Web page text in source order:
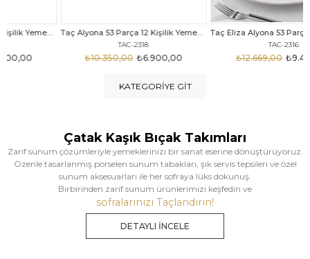
Taç Alyona 53 Parça 12 Kişilik Yemek Takımı Gold
₺6.900,00
₺10.350,00
Taç Eliza Alyona 53 Parça 12 Kişilik Yemek Takımı Platin
₺9.499,00
KATEGORIYE GIT
Çatak Kaşık Bıçak Takımları
Zarif sunum çözümleriyle yemeklerinizi bir sanat eserine dönüştürüyoruz.
Özenle tasarlanmış porselen sunum tabakları, şık servis tepsileri ve özel
sunum aksesuarları ile her sofraya lüks dokunuş.
Birbirinden zarif sunum ürünlerimizi keşfedin ve
sofralarınızı Taçlandırın!
DETAYLI İNCELE